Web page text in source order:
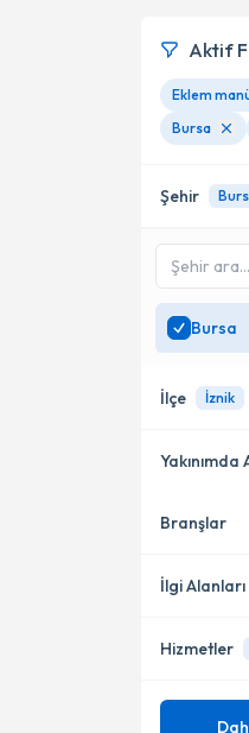
Aktif
Eklem
Bursa
Şehir
Bursa
İlçe İznik
Nilüfer
İznik
Yakınımda
Konumuma
Branşlar
İlgi Alanları
Ağrı
Hizmetler
Mezuniyet